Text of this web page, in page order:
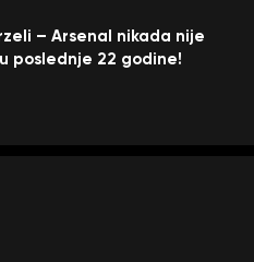
– Arsenal nikada nije
poslednje 22 godine!